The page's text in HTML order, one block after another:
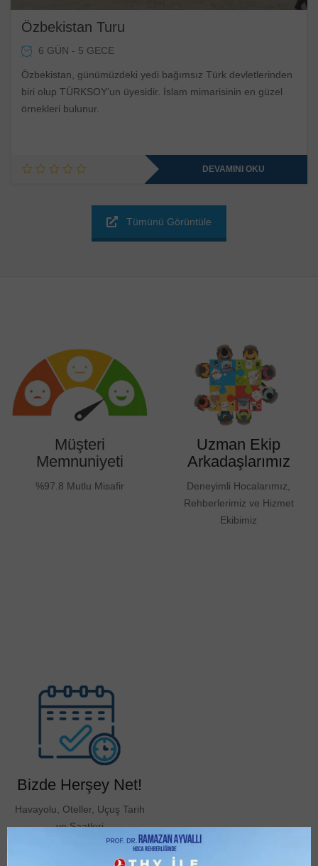
Özbekistan Turu
6 GÜN - 5 GECE
Özbekistan, günümüzdeki yedi bağımsız Türk devletlerinden
biri olup TÜRKSOY’un üyesidir. İslam mimarisinin en güzel
örnekleri bulunur.
DEVAMINI OKU
Tümünü Görüntüle
Müşteri
Memnuniyeti
%97.8 Mutlu Misafir
Uzman Ekip
Arkadaşlarımız
Deneyimli Hocalarımız,
Rehberlerimiz ve Hizmet
Ekibimiz
Bizde Herşey Net!
Havayolu, Oteller, Uçuş Tarih
ve Saatleri